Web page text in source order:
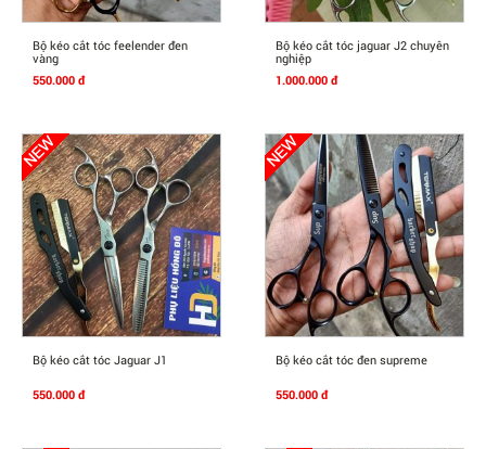
Mua Ngay
Bộ kéo cắt tóc feelender đen
vàng
550.000 đ
Mua Ngay
Bộ kéo cắt tóc jaguar J2 chuyên
nghiệp
1.000.000 đ
Mua Ngay
Bộ kéo cắt tóc Jaguar J1
550.000 đ
Mua Ngay
Bộ kéo cắt tóc đen supreme
550.000 đ